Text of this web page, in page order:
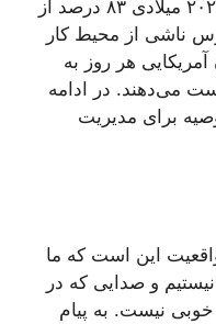
استرس آمریکا (AIS)، در سال ۲۰۲۲ میلادی ۸۳ درصد از
ناشی از محیط کار
هر روز به
می‌دهند. در ادامه
برای مدیریت
این است که ما
و صدایی که در
نیست. به پیام